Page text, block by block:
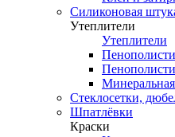
Силиконовая
Утеплители
Утеплители
Стеклосетки,
Шпатлёвки
Краски